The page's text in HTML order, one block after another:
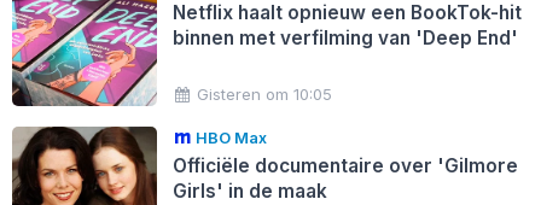
Netflix haalt opnieuw een BookTok-hit
binnen met verfilming van 'Deep End'
Gisteren om 10:05
HBO Max
Officiële documentaire over 'Gilmore
Girls' in de maak